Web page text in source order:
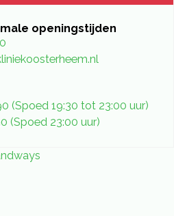
openingstijden
(Spoed 19:30 tot 23:00 uur)
(Spoed 23:00 uur)